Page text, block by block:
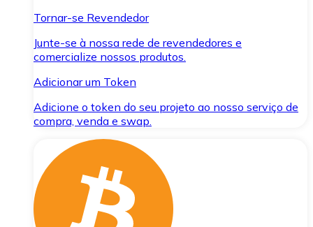
Tornar-se Revendedor
Junte-se à nossa rede de revendedores e
comercialize nossos produtos.
Adicionar um Token
Adicione o token do seu projeto ao nosso serviço de
compra, venda e swap.